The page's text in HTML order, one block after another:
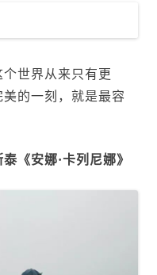
个世界从来只有更
的一刻，就是最容
《安娜·卡列尼娜》